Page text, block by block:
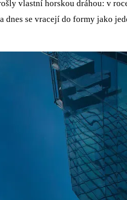
vlastní horskou dráhou: v
se vracejí do formy jako